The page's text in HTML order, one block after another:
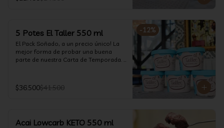
Algunos helados especiales tienen un
-12%
5 Potes El Taller 550 ml
El Pack Soñado, a un precio único! La
mejor forma de probar una buena
parte de nuestra Carta de Temporada.
$36.500$41.500
Acai Lowcarb KETO 550 ml